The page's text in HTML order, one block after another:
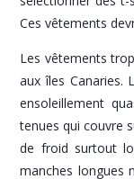
Ces vêtements
Les vêtements
aux îles Canaries.
ensoleillement
tenues qui couvre
de froid surtout
manches longues